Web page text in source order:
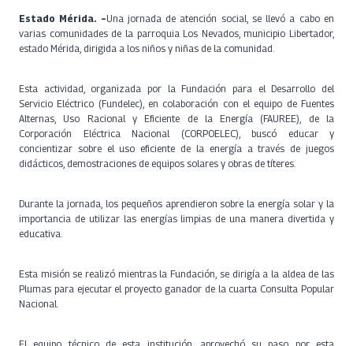
Estado Mérida. –Una jornada de atención social, se llevó a cabo en
varias comunidades de la parroquia Los Nevados, municipio Libertador,
estado Mérida, dirigida a los niños y niñas de la comunidad.
Esta actividad, organizada por la Fundación para el Desarrollo del
Servicio Eléctrico (Fundelec), en colaboración con el equipo de Fuentes
Alternas, Uso Racional y Eficiente de la Energía (FAUREE), de la
Corporación Eléctrica Nacional (CORPOELEC), buscó educar y
concientizar sobre el uso eficiente de la energía a través de juegos
didácticos, demostraciones de equipos solares y obras de títeres.
Durante la jornada, los pequeños aprendieron sobre la energía solar y la
importancia de utilizar las energías limpias de una manera divertida y
educativa.
Esta misión se realizó mientras la Fundación, se dirigía a la aldea de las
Plumas para ejecutar el proyecto ganador de la cuarta Consulta Popular
Nacional.